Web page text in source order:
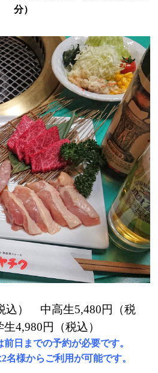
分）
込） 中高生5,480円（税
4,980円（税込）
日までの予約が必要です。
様からご利用が可能です。